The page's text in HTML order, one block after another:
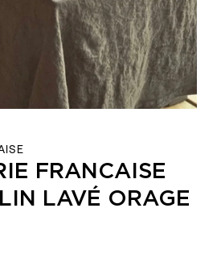
FRANCAISE
LAVÉ ORAGE